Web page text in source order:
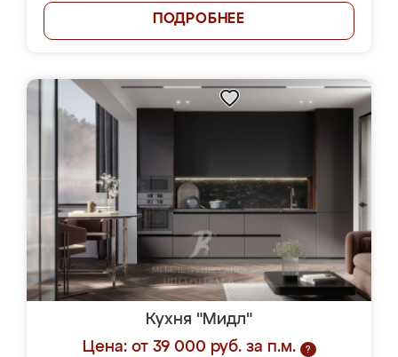
ПОДРОБНЕЕ
Кухня "Мидл"
Цена: от 39 000 руб. за п.м.
?